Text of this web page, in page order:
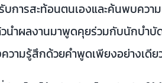
การสะท้อนตนเองและค้นพบควา
ำผลงานมาพูดคุยร่วมกับนักบำบั
วามรู้สึกด้วยคำพูดเพียงอย่างเดีย